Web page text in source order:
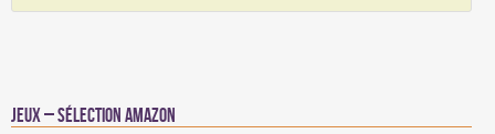
Jeux – Sélection Amazon